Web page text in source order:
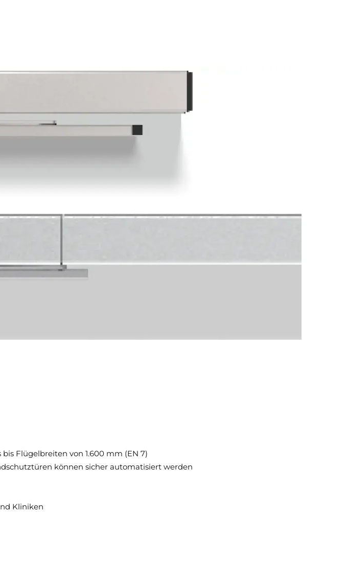
der ETS Türantrieb sorgt für eine harmonische Türbewegung und
Flügelbreiten von 1.600 mm (EN 7)
können sicher automatisiert werden
Kliniken